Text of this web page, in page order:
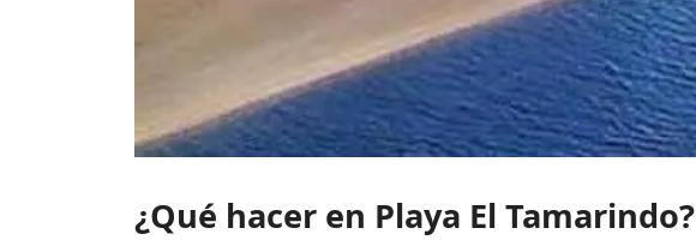
¿Qué hacer en Playa El Tamarindo?